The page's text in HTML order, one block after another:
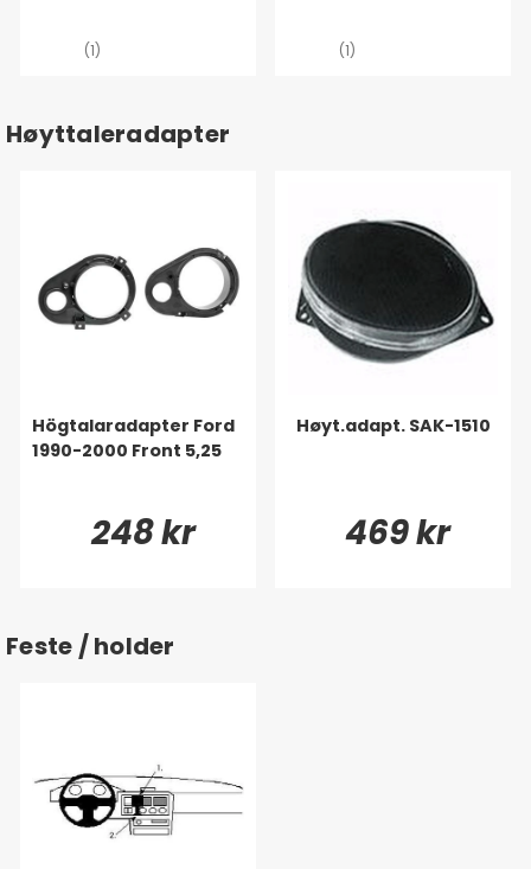
(1) (1)
Høyttaleradapter
Högtalaradapter Ford
1990-2000 Front 5,25
248 kr
Høyt.adapt. SAK-1510
469 kr
Feste / holder